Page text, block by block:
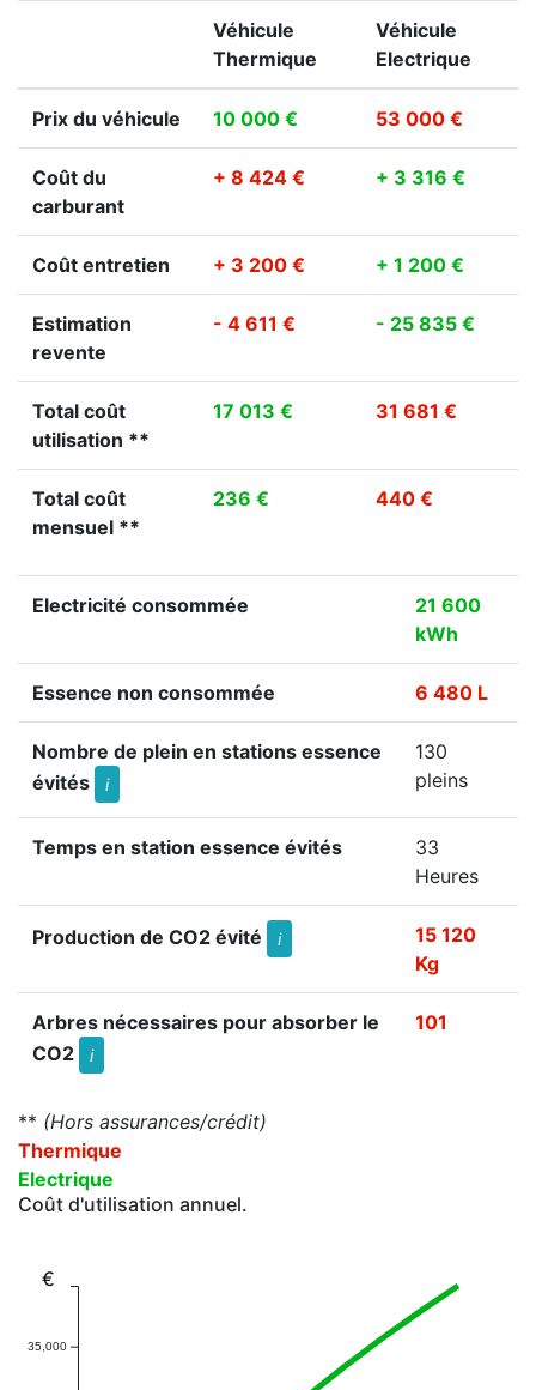
Véhicule
Thermique
Véhicule
Electrique
Prix du véhicule 10 000 € 53 000 €
Coût du
carburant
+ 8 424 € + 3 316 €
Coût entretien + 3 200 € + 1 200 €
Estimation
revente
- 4 611 € - 25 835 €
Total coût
utilisation **
17 013 € 31 681 €
Total coût
mensuel **
236 € 440 €
Electricité consommée
21 600
kWh
Essence non consommée 6 480 L
Nombre de plein en stations essence
évités
i
130
pleins
Temps en station essence évités
33
Heures
Production de CO2 évité i
15 120
Kg
Arbres nécessaires pour absorber le
CO2
i
101
** (Hors assurances/crédit)
Thermique
Electrique
Coût d'utilisation annuel.
35,000
€